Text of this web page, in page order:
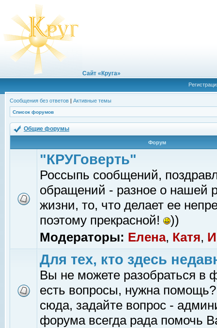
Сайт «Круга»
Сообщения без ответов | Активные темы
Список форумов
Общие форумы
Форум
"КРУГоверть"
Россыпь сообщений,
обращений - разное о нашей
жизни, то, что делает ее
поэтому прекрасной!
))
Модераторы: Елена, Катя,
Для тех, кто здесь
Вы не можете разобраться в
есть вопросы, нужна помощь?
сюда, задайте вопрос -
форума всегда рада помочь